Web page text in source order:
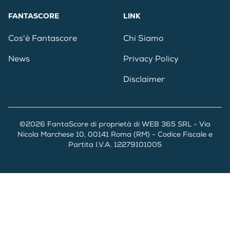
FANTASCORE
Cos'è Fantascore
News
LINK
Chi Siamo
Privacy Policy
Disclaimer
©2026 FantaScore di proprietà di WEB 365 SRL - Via
Nicola Marchese 10, 00141 Roma (RM) - Codice Fiscale e
Partita I.V.A. 12279101005